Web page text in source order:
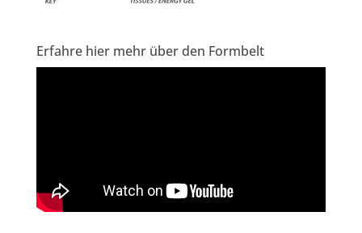
Erfahre hier mehr über den Formbelt